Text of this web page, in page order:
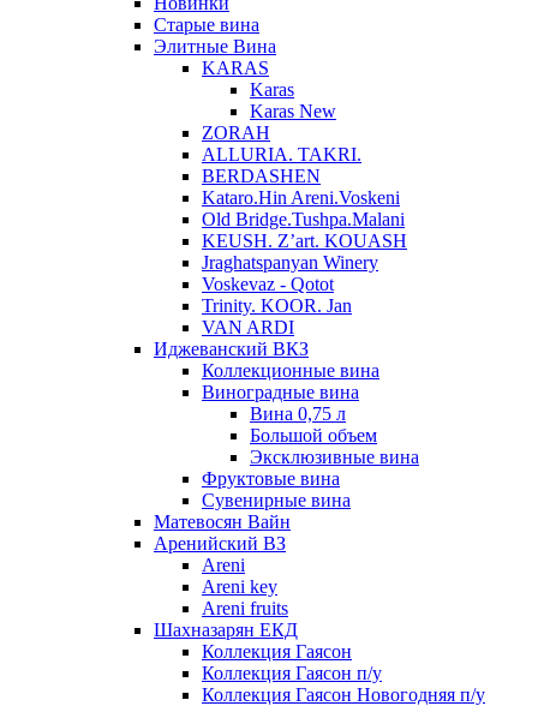
Старые вина
Элитные Вина
KARAS
Karas
Karas New
ZORAH
ALLURIA. TAKRI.
BERDASHEN
Kataro.Hin Areni.Voskeni
Old Bridge.Tushpa.Malani
KEUSH. Z’art. KOUASH
Jraghatspanyan Winery
Voskevaz - Qotot
Trinity. KOOR. Jan
VAN ARDI
Иджеванский ВКЗ
Коллекционные вина
Виноградные вина
Вина 0,75 л
Большой объем
Эксклюзивные вина
Фруктовые вина
Cувенирные вина
Матевосян Вайн
Аренийский ВЗ
Areni
Areni key
Areni fruits
Шахназарян ЕКД
Коллекция Гаясон
Коллекция Гаясон п/у
Коллекция Гаясон Новогодняя п/у